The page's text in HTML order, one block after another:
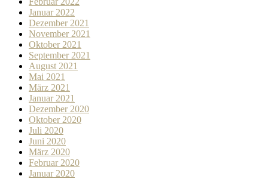
Januar 2022
Dezember 2021
November 2021
Oktober 2021
September 2021
August 2021
Mai 2021
März 2021
Januar 2021
Dezember 2020
Oktober 2020
Juli 2020
Juni 2020
März 2020
Februar 2020
Januar 2020